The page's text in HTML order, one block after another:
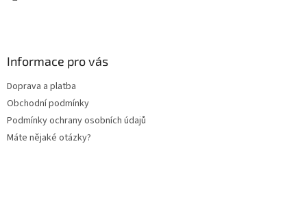
Informace pro vás
Doprava a platba
Obchodní podmínky
Podmínky ochrany osobních údajů
Máte nějaké otázky?